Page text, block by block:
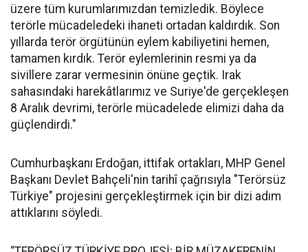
üzere tüm kurumlarımızdan temizledik. Böylece
terörle mücadeledeki ihaneti ortadan kaldırdık. Son
yıllarda terör örgütünün eylem kabiliyetini hemen,
tamamen kırdık. Terör eylemlerinin resmi ya da
sivillere zarar vermesinin önüne geçtik. Irak
sahasındaki harekâtlarımız ve Suriye'de gerçekleşen
8 Aralık devrimi, terörle mücadelede elimizi daha da
güçlendirdi."
Cumhurbaşkanı Erdoğan, ittifak ortakları, MHP Genel
Başkanı Devlet Bahçeli'nin tarihî çağrısıyla "Terörsüz
Türkiye" projesini gerçekleştirmek için bir dizi adım
attıklarını söyledi.